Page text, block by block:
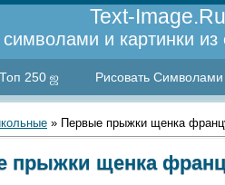
Text-Image.Ru
символами и картинки
250 ஜ Рисовать Символами
» Первые прыжки щенка
прыжки щенка